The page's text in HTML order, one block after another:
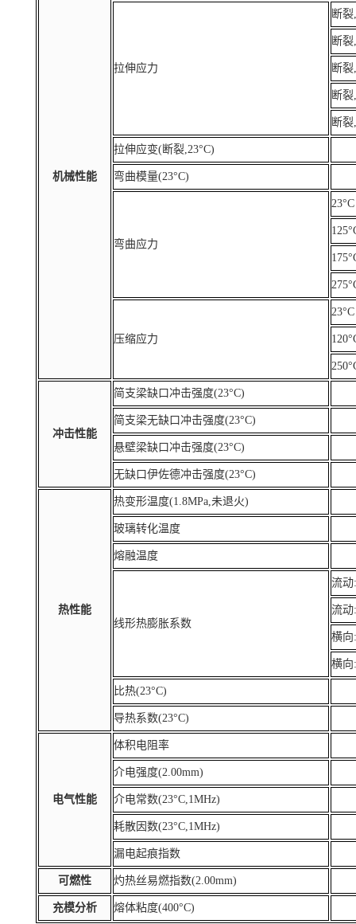
机械性能
拉伸应力
断裂
断裂
断裂
断裂
断裂
拉伸应变(断裂,23°C)
弯曲模量(23°C)
弯曲应力
23°C
压缩应力
23°C
冲击性能
简支梁缺口冲击强度(23°C)
简支梁无缺口冲击强度(23°C)
悬壁梁缺口冲击强度(23°C)
无缺口伊佐德冲击强度(23°C)
热性能
热变形温度(1.8MPa,未退火)
玻璃转化温度
熔融温度
线形热膨胀系数
流动
流动
横向
横向
比热(23°C)
导热系数(23°C)
电气性能
体积电阻率
介电强度(2.00mm)
介电常数(23°C,1MHz)
耗散因数(23°C,1MHz)
漏电起痕指数
可燃性 灼热丝易燃指数(2.00mm)
充模分析 熔体粘度(400°C)